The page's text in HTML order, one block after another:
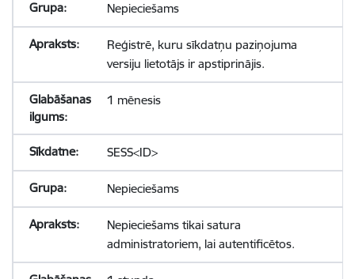
Nepieciešams
Reģistrē, kuru sīkdatņu paziņojuma
versiju lietotājs ir apstiprinājis.
1 mēnesis
SESS<ID>
Nepieciešams
Nepieciešams tikai satura
administratoriem, lai autentificētos.